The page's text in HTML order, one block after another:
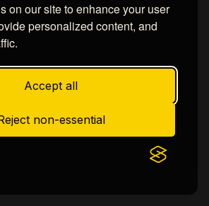
on our site to enhance your user
personalized content, and
Accept all
non-essential